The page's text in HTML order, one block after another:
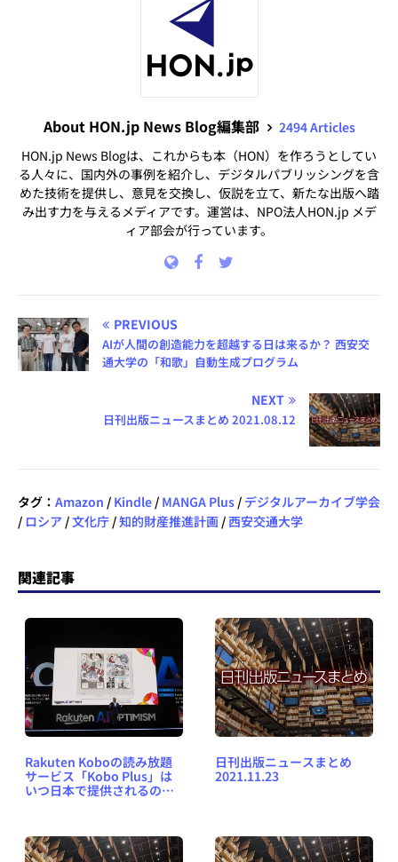
About HON.jp News Blog編集部
2494 Articles
HON.jp News Blogは、これからも本（HON）を作ろうとしてい
る人々に、国内外の事例を紹介し、デジタルパブリッシングを含
めた技術を提供し、意見を交換し、仮説を立て、新たな出版へ踏
み出す力を与えるメディアです。運営は、NPO法人HON.jp メデ
ィア部会が行っています。
PREVIOUS
AIが人間の創造能力を超越する日は来るか？ 西安交
通大学の「和歌」自動生成プログラム
NEXT
日刊出版ニュースまとめ 2021.08.12
タグ： Amazon / Kindle / MANGA Plus / デジタルアーカイブ学会
/ ロシア /文化庁 /知的財産推進計画 /西安交通大学
関連記事
Rakuten Koboの読み放題
サービス「Kobo Plus」は
いつ日本で提供されるの
日刊出版ニュースまとめ
2021.11.23